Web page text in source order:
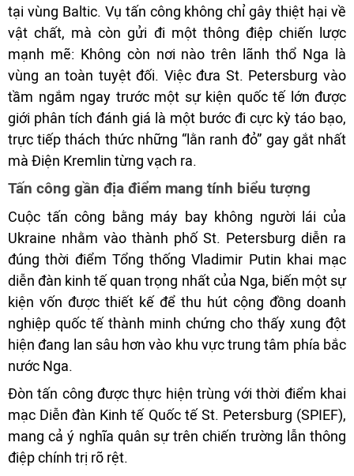
tại vùng Baltic. Vụ tấn công không chỉ gây thiệt hại về
vật chất, mà còn gửi đi một thông điệp chiến lược
mạnh mẽ: Không còn nơi nào trên lãnh thổ Nga là
vùng an toàn tuyệt đối. Việc đưa St. Petersburg vào
tầm ngắm ngay trước một sự kiện quốc tế lớn được
giới phân tích đánh giá là một bước đi cực kỳ táo bạo,
trực tiếp thách thức những “lằn ranh đỏ” gay gắt nhất
mà Điện Kremlin từng vạch ra.
Tấn công gần địa điểm mang tính biểu tượng
Cuộc tấn công bằng máy bay không người lái của
Ukraine nhằm vào thành phố St. Petersburg diễn ra
đúng thời điểm Tổng thống Vladimir Putin khai mạc
diễn đàn kinh tế quan trọng nhất của Nga, biến một sự
kiện vốn được thiết kế để thu hút cộng đồng doanh
nghiệp quốc tế thành minh chứng cho thấy xung đột
hiện đang lan sâu hơn vào khu vực trung tâm phía bắc
nước Nga.
Đòn tấn công được thực hiện trùng với thời điểm khai
mạc Diễn đàn Kinh tế Quốc tế St. Petersburg (SPIEF),
mang cả ý nghĩa quân sự trên chiến trường lẫn thông
điệp chính trị rõ rệt.